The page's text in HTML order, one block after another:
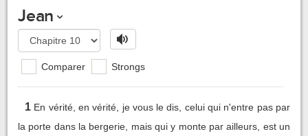
Jean
Comparer Strongs
1 En vérité, en vérité, je vous le dis, celui qui n'entre pas par
la porte dans la bergerie, mais qui y monte par ailleurs, est un